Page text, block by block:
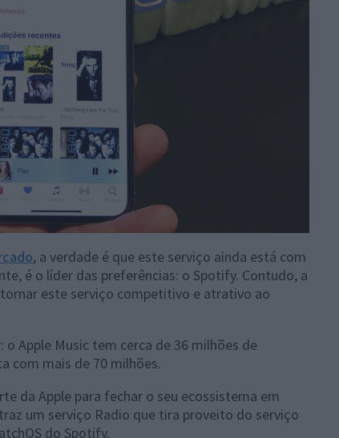
, a verdade é que este serviço ainda está com
é o líder das preferências: o Spotify. Contudo, a
este serviço competitivo e atrativo ao
Apple Music tem cerca de 36 milhões de
com mais de 70 milhões.
da Apple para fechar o seu ecossistema em
um serviço Radio que tira proveito do serviço
do Spotify.